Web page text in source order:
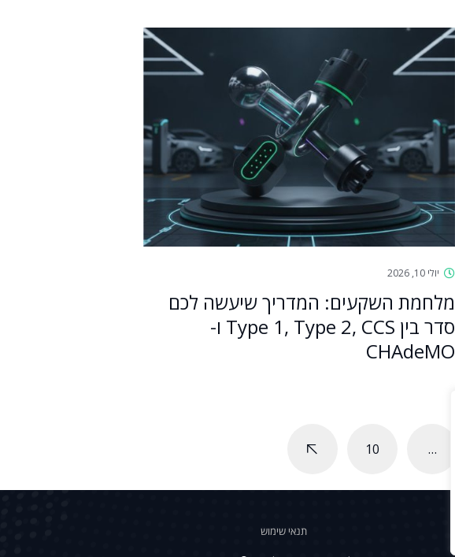
יולי 10, 2026
מלחמת השקעים: המדריך שיעשה לכם
סדר בין Type 1, Type 2, CCS ו-
CHAdeMO
…
10
תנאי שימוש